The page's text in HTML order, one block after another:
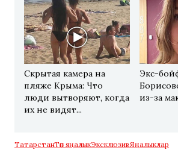
Скрытая камера на
пляже Крыма: Что
люди вытворяют, когда
их не видят...
Экс-
из-за
ТатарстанТөп яңалыкЭксклюзивЯңалыклар